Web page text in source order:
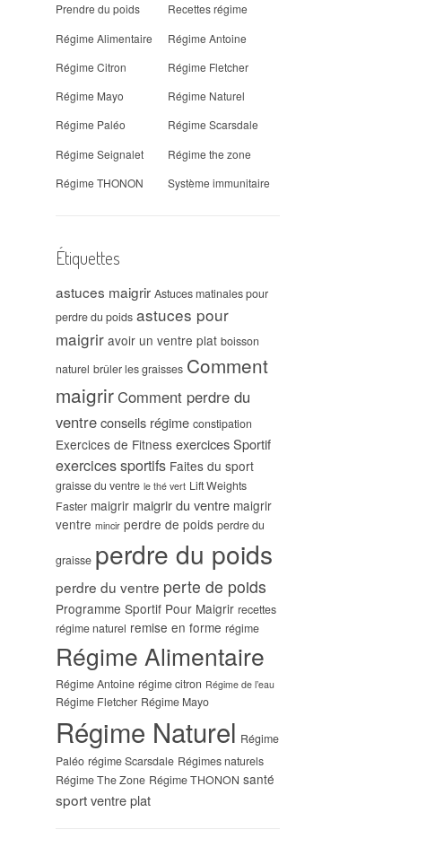
Prendre du poids
Recettes régime
Régime Alimentaire
Régime Antoine
Régime Citron
Régime Fletcher
Régime Mayo
Régime Naturel
Régime Paléo
Régime Scarsdale
Régime Seignalet
Régime the zone
Régime THONON
Système immunitaire
Étiquettes
astuces maigrir Astuces matinales pour
perdre du poids astuces pour
maigrir avoir un ventre plat boisson
naturel brûler les graisses Comment
maigrirComment perdre du
ventreconseils régime constipation
Exercices de Fitness exercices Sportif
exercices sportifs Faites du sport
graisse du ventre le thé vert Lift Weights
Faster maigrir maigrir du ventre maigrir
ventre mincir perdre de poids perdre du
graisse perdre du poids
perdre du ventre perte de poids
Programme Sportif Pour Maigrir recettes
régime naturel remise en forme régime
Régime Alimentaire
Régime Antoine régime citron Régime de l’eau
Régime Fletcher Régime Mayo
Régime Naturel Régime
Paléo régime Scarsdale Régimes naturels
Régime The Zone Régime THONON santé
sportventre plat